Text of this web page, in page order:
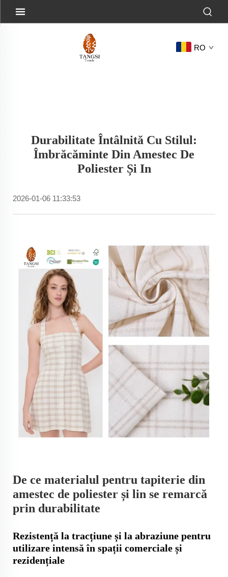
RO
Durabilitate Întâlnită Cu Stilul:
Îmbrăcăminte Din Amestec De
Poliester Și In
2026-01-06 11:33:53
De ce materialul pentru tapiterie din
amestec de poliester și lin se remarcă
prin durabilitate
Rezistență la tracțiune și la abraziune pentru
utilizare intensă în spații comerciale și
rezidențiale